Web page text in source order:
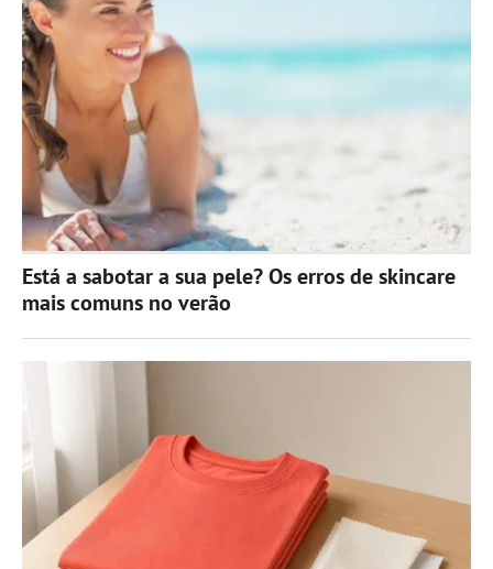
Está a sabotar a sua pele? Os erros de skincare
mais comuns no verão